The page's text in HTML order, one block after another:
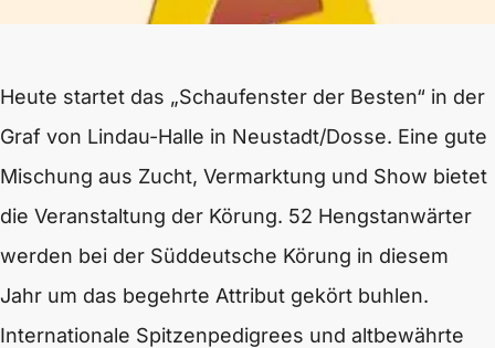
Heute startet das „Schaufenster der Besten“ in der
Graf von Lindau-Halle in Neustadt/Dosse. Eine gute
Mischung aus Zucht, Vermarktung und Show bietet
die Veranstaltung der Körung. 52 Hengstanwärter
werden bei der Süddeutsche Körung in diesem
Jahr um das begehrte Attribut gekört buhlen.
Internationale Spitzenpedigrees und altbewährte